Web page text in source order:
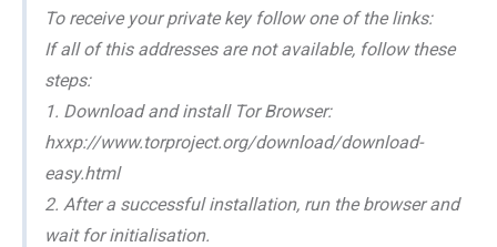
To receive your private key follow one of the links:
If all of this addresses are not available, follow these
steps:
1. Download and install Tor Browser:
hxxp://www.torproject.org/download/download-
easy.html
2. After a successful installation, run the browser and
wait for initialisation.